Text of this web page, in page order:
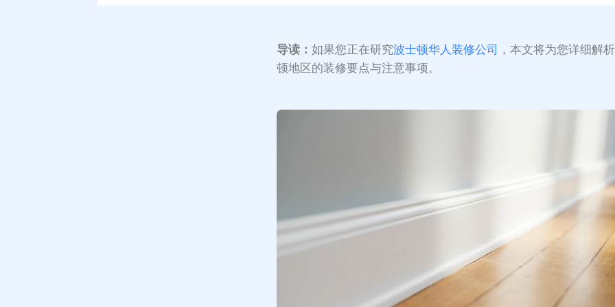
导读：如果您正在研究波士顿华人装修公司 ，本文将为您详细解
顿地区的装修要点与注意事项。